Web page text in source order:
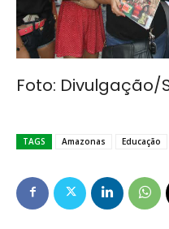
Foto: Divulgação/
TAGS Amazonas Educação